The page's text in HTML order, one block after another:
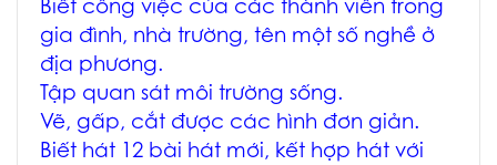
Biết công việc của các thành viên trong
gia đình, nhà trường, tên một số nghề ở
địa phương.
Tập quan sát môi trường sống.
Vẽ, gấp, cắt được các hình đơn giản.
Biết hát 12 bài hát mới, kết hợp hát với